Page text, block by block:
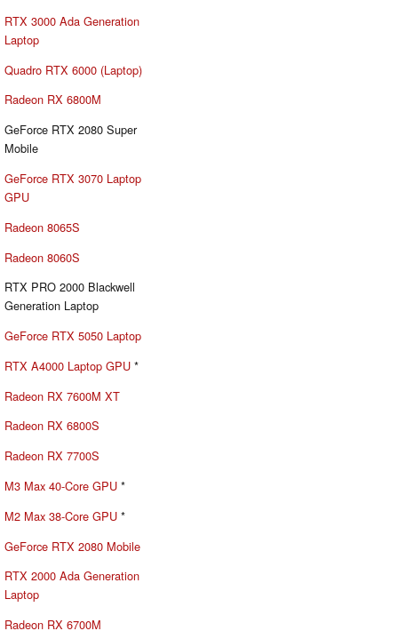
RTX 3000 Ada Generation
Laptop
Quadro RTX 6000 (Laptop)
Radeon RX 6800M
GeForce RTX 2080 Super
Mobile
GeForce RTX 3070 Laptop
GPU
Radeon 8065S
Radeon 8060S
RTX PRO 2000 Blackwell
Generation Laptop
GeForce RTX 5050 Laptop
RTX A4000 Laptop GPU *
Radeon RX 7600M XT
Radeon RX 6800S
Radeon RX 7700S
M3 Max 40-Core GPU *
M2 Max 38-Core GPU *
GeForce RTX 2080 Mobile
RTX 2000 Ada Generation
Laptop
Radeon RX 6700M